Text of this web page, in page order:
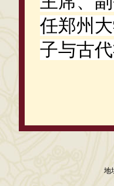
任郑州
子与古
地